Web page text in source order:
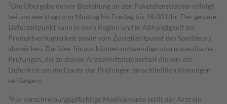
3Die Übergabe deiner Bestellung an den Paketdienstleister erfolgt
bei uns werktags von Montag bis Freitag bis 18:00 Uhr. Der genaue
Lieferzeitpunkt kann je nach Region und in Abhängigkeit der
Produktverfügbarkeit sowie vom Zustellzeitpunkt des Spediteurs
abweichen. Darüber hinaus können notwendige pharmazeutische
Prüfungen, die zu deiner Arzneimittelsicherheit dienen, die
Lieferfrist um die Dauer der Prüfungen einschließlich Klärungen
verlängern.
4Für verschreibungspflichtige Medikamente stellt der Arzt ein